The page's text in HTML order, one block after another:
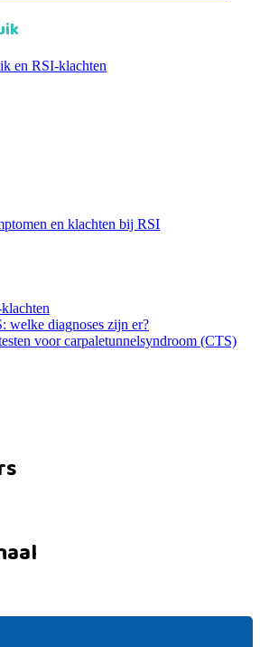
en RSI-klachten
en klachten bij RSI
welke diagnoses zijn er?
voor carpaletunnelsyndroom (CTS)